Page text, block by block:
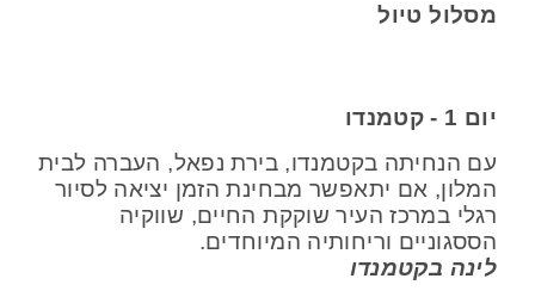
מסלול טיול
יום 1 - קטמנדו
עם הנחיתה בקטמנדו, בירת נפאל, העברה לבית
המלון, אם יתאפשר מבחינת הזמן יציאה לסיור
רגלי במרכז העיר שוקקת החיים, שווקיה
הססגוניים וריחותיה המיוחדים.
לינה בקטמנדו